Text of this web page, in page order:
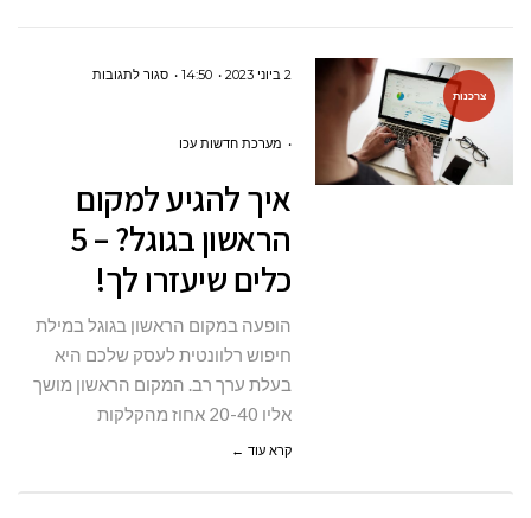
צרכנות
2 ביוני 2023 14:50 סגור לתגובותעל
הראשון
בגוגל?
מערכת חדשות עכו
איך להגיע למקום
הראשון בגוגל? – 5
כלים שיעזרו לך!
הופעה במקום הראשון בגוגל במילת
חיפוש רלוונטית לעסק שלכם היא
בעלת ערך רב. המקום הראשון מושך
אליו 20-40 אחוז מהקלקות
קרא עוד ←